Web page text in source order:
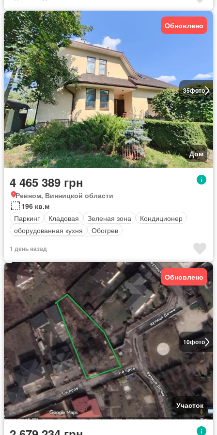
35фото
Обновлено
Дом
4 465 389 грн
Ревном, Винницкой области
196 кв.м
Паркинг
Кладовая Зеленая зона
Кондиционер
оборудованная кухня
Обогрев
1 день назад
10фото
Обновлено
Участок